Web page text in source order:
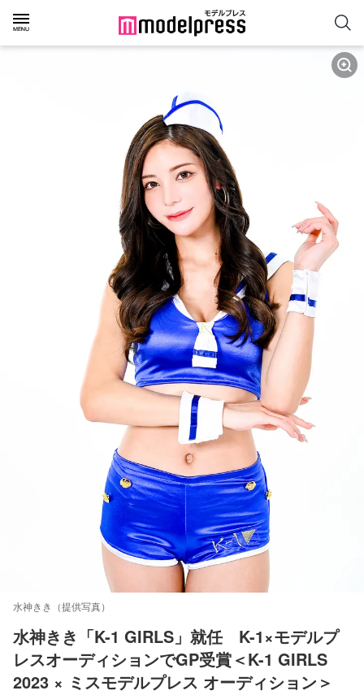
水神きき（提供写真）
水神きき「K-1 GIRLS」就任　K-1×モデルプ
レスオーディションでGP受賞＜K-1 GIRLS
2023 × ミスモデルプレス オーディション＞